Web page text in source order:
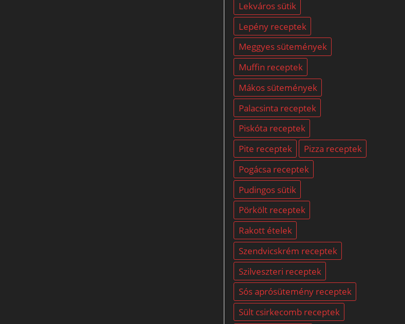
Lekváros sütik
Lepény receptek
Meggyes sütemények
Muffin receptek
Mákos sütemények
Palacsinta receptek
Piskóta receptek
Pite receptek
Pizza receptek
Pogácsa receptek
Pudingos sütik
Pörkölt receptek
Rakott ételek
Szendvicskrém receptek
Szilveszteri receptek
Sós aprósütemény receptek
Sült csirkecomb receptek